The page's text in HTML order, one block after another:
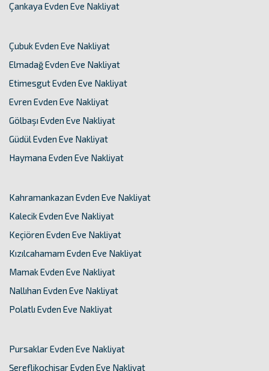
Çankaya Evden Eve Nakliyat
Çubuk Evden Eve Nakliyat
Elmadağ Evden Eve Nakliyat
Etimesgut Evden Eve Nakliyat
Evren Evden Eve Nakliyat
Gölbaşı Evden Eve Nakliyat
Güdül Evden Eve Nakliyat
Haymana Evden Eve Nakliyat
Kahramankazan Evden Eve Nakliyat
Kalecik Evden Eve Nakliyat
Keçiören Evden Eve Nakliyat
Kızılcahamam Evden Eve Nakliyat
Mamak Evden Eve Nakliyat
Nallıhan Evden Eve Nakliyat
Polatlı Evden Eve Nakliyat
Pursaklar Evden Eve Nakliyat
Şereflikoçhisar Evden Eve Nakliyat